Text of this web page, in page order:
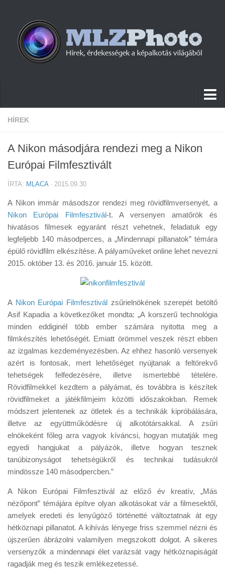
Hírek
Cikkek
Szoftver
Tudástár
Tanácsok
Érdekességek
Helyszíni Riport
HÍREK
A Nikon másodjára rendezi meg a Nikon
Európai Filmfesztivált
ÍRTA: MLACA· 2015.09.30
A Nikon immár másodszor rendezi meg rövidfilmversenyét, a
Nikon Európai Filmfesztivál-t. A versenyen amatőrök és
hivatásos filmesek egyaránt részt vehetnek, feladatuk egy
legfeljebb 140 másodperces, a „Mindennapi pillanatok” témára
épülő rövidfilm elkészítése. A pályaműveket online lehet nevezni
2015. október 13. és 2016. január 15. között.
A Nikon Európai Filmfesztivál zsűrielnökének szerepét betöltő
Asif Kapadia a következőket mondta: „A korszerű technológia
minden eddiginél több ember számára nyitotta meg a
filmkészítés lehetőségét. Emiatt örömmel veszek részt ebben
az izgalmas kezdeményezésben. Az ehhez hasonló versenyek
azért is fontosak, mert lehetőséget nyújtanak a feltörekvő
tehetségek felfedezésére, illetve ismertebbé tételére.
Rövidfilmekkel kezdtem a pályámat, és továbbra is készítek
rövidfilmeket a játékfilmjeim közötti időszakokban. Remek
módszert jelentenek az ötletek és a technikák kipróbálására,
illetve az együttműködésre új alkotótársakkal. A zsűri
elnökeként főleg arra vagyok kíváncsi, hogyan mutatják meg
egyedi hangjukat a pályázók, illetve hogyan tesznek
tanúbizonyságot tehetségükről és technikai tudásukról
mindössze 140 másodpercben.”
A Nikon Európai Filmfesztivál az előző év kreatív, „Más
nézőpont” témájára építve olyan alkotásokat vár a filmesektől,
amelyek eredeti és lenyűgöző történetté változtatnak át egy
hétköznapi pillanatot. A kihívás lényege friss szemmel nézni és
újszerűen ábrázolni valamilyen megszokott dolgot. A sikeres
versenyzők a mindennapi élet varázsát vagy hétköznapiságát
ragadják meg és teszik emlékezetessé.